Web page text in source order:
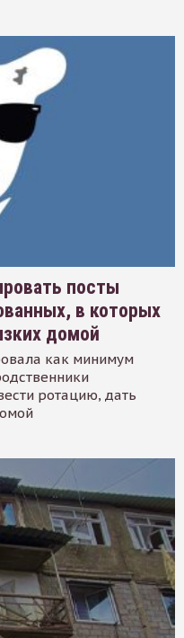
посты
в которых
домой
как минимум
ротацию, дать